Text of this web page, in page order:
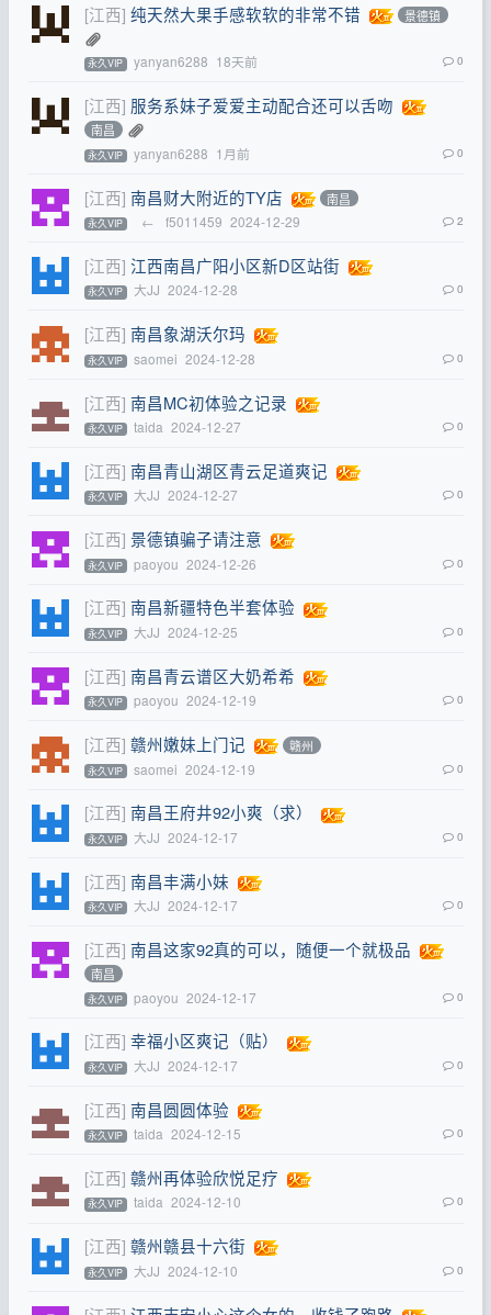
[江西] 纯天然大果手感软软的非常不错 景德镇
永久VIP yanyan6288 18天前 0
[江西] 服务系妹子爱爱主动配合还可以舌吻
南昌
永久VIP yanyan6288 1月前 0
[江西] 南昌财大附近的TY店 南昌
永久VIP ← f5011459 2024-12-29 2
[江西] 江西南昌广阳小区新D区站街
永久VIP 大JJ 2024-12-28 0
[江西] 南昌象湖沃尔玛
永久VIP saomei 2024-12-28 0
[江西] 南昌MC初体验之记录
永久VIP taida 2024-12-27 0
[江西] 南昌青山湖区青云足道爽记
永久VIP 大JJ 2024-12-27 0
[江西] 景德镇骗子请注意
永久VIP paoyou 2024-12-26 0
[江西] 南昌新疆特色半套体验
永久VIP 大JJ 2024-12-25 0
[江西] 南昌青云谱区大奶希希
永久VIP paoyou 2024-12-19 0
[江西] 赣州嫩妹上门记 赣州
永久VIP saomei 2024-12-19 0
[江西] 南昌王府井92小爽（求）
永久VIP 大JJ 2024-12-17 0
[江西] 南昌丰满小妹
永久VIP 大JJ 2024-12-17 0
[江西] 南昌这家92真的可以，随便一个就极品
南昌
永久VIP paoyou 2024-12-17 0
[江西] 幸福小区爽记（贴）
永久VIP 大JJ 2024-12-17 0
[江西] 南昌圆圆体验
永久VIP taida 2024-12-15 0
[江西] 赣州再体验欣悦足疗
永久VIP taida 2024-12-10 0
[江西] 赣州赣县十六街
永久VIP 大JJ 2024-12-10 0